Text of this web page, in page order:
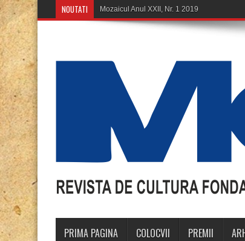
NOUTATI Mozaicul Anul XXII, Nr. 1 2019
PRIMA PAGINA COLOCVII PREMII